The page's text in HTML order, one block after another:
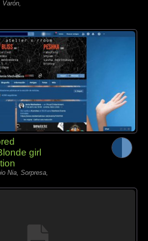
Varón,
girl
Nia, Sorpresa,